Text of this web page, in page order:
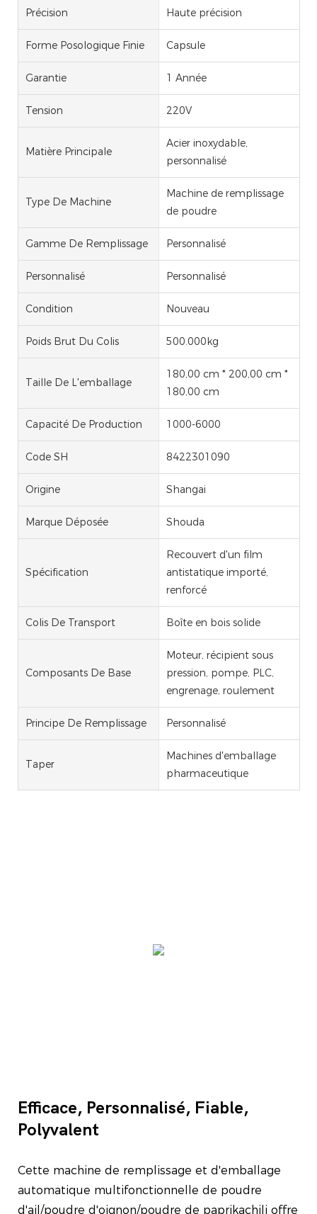
Précision Haute précision
Forme Posologique Finie Capsule
Garantie 1 Année
Tension 220V
Matière Principale
Acier inoxydable,
personnalisé
Type De Machine
Machine de remplissage
de poudre
Gamme De Remplissage Personnalisé
Personnalisé Personnalisé
Condition Nouveau
Poids Brut Du Colis 500.000kg
Taille De L'emballage
180,00 cm * 200,00 cm *
180,00 cm
Capacité De Production 1000-6000
Code SH 8422301090
Origine Shangai
Marque Déposée Shouda
Spécification
Recouvert d'un film
antistatique importé,
renforcé
Colis De Transport Boîte en bois solide
Composants De Base
Moteur, récipient sous
pression, pompe, PLC,
engrenage, roulement
Principe De Remplissage Personnalisé
Taper
Machines d'emballage
pharmaceutique
Efficace, Personnalisé, Fiable,
Polyvalent
Cette machine de remplissage et d'emballage
automatique multifonctionnelle de poudre
d'ail/poudre d'oignon/poudre de paprikachili offre